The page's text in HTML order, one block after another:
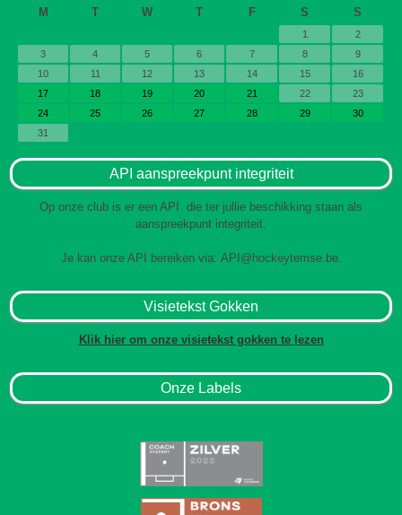
M
T W T F S S
1
2
3
4 5 6 7 8
9
10
11 12 13 14 15
16
17
18 19 20 21 22
23
24
25 26 27 28 29
30
31
API aanspreekpunt integriteit
Op onze club is er een API die ter jullie beschikking staan als
aanspreekpunt integriteit.
Je kan onze API bereiken via: API@hockeytemse.be.
Visietekst Gokken
Klik hier om onze visietekst gokken te lezen
Onze Labels